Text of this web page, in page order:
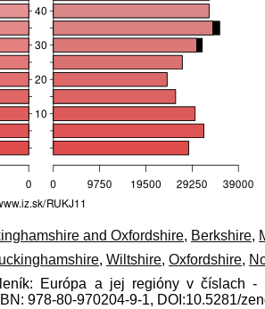
and Oxfordshire, Berkshire,
, Wiltshire, Oxfordshire,
Európa a jej regióny v číslach -
978-80-970204-9-1, DOI:10.5281/